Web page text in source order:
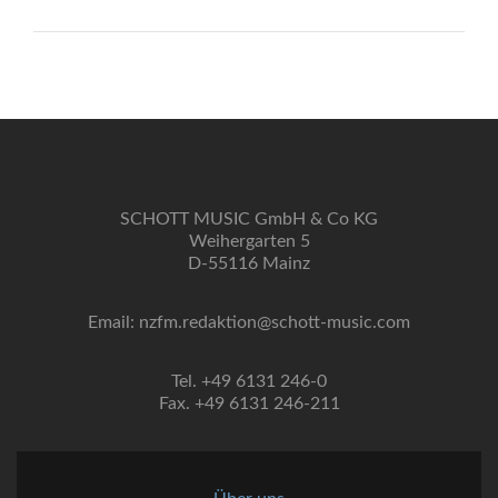
SCHOTT MUSIC GmbH & Co KG
Weihergarten 5
D-55116 Mainz
Email: nzfm.redaktion@schott-music.com
Tel. +49 6131 246-0
Fax. +49 6131 246-211